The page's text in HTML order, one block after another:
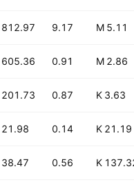
5.11 M
9.17
812.97 B
2.86 M
0.91
605.36 B
3.63 K
0.87
201.73 B
21.19 K
0.14
21.98 B
137.32
0.56
38.47 B